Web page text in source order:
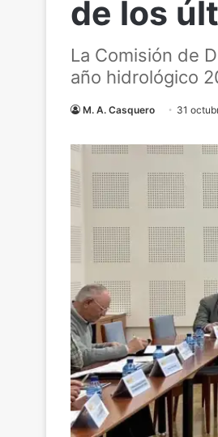
de los
La Comisión de
año hidrológico
M. A. Casquero 31